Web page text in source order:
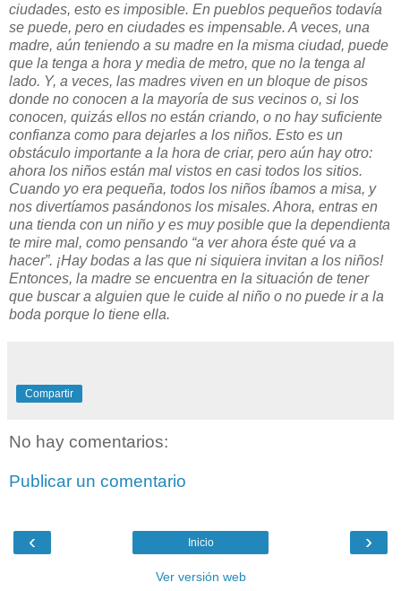
ciudades, esto es imposible. En pueblos pequeños todavía
se puede, pero en ciudades es impensable. A veces, una
madre, aún teniendo a su madre en la misma ciudad, puede
que la tenga a hora y media de metro, que no la tenga al
lado. Y, a veces, las madres viven en un bloque de pisos
donde no conocen a la mayoría de sus vecinos o, si los
conocen, quizás ellos no están criando, o no hay suficiente
confianza como para dejarles a los niños. Esto es un
obstáculo importante a la hora de criar, pero aún hay otro:
ahora los niños están mal vistos en casi todos los sitios.
Cuando yo era pequeña, todos los niños íbamos a misa, y
nos divertíamos pasándonos los misales. Ahora, entras en
una tienda con un niño y es muy posible que la dependienta
te mire mal, como pensando “a ver ahora éste qué va a
hacer”. ¡Hay bodas a las que ni siquiera invitan a los niños!
Entonces, la madre se encuentra en la situación de tener
que buscar a alguien que le cuide al niño o no puede ir a la
boda porque lo tiene ella.
Compartir
No hay comentarios:
Publicar un comentario
‹ ›
Inicio
Ver versión web